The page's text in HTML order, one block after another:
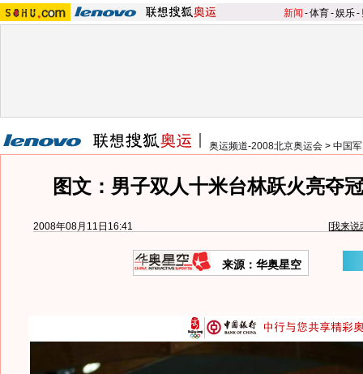
新闻 -体育-娱乐-
奥运频道-2008北京奥运会 > 中国
图文：男子双人十米台林跃火亮夺
2008年08月11日16:41 [我来说
来源：华奥星空